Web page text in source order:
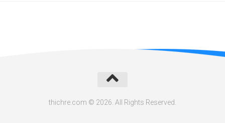
thichre.com © 2026. All Rights Reserved.